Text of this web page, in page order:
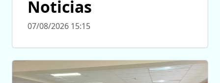
Noticias
07/08/2026 15:15